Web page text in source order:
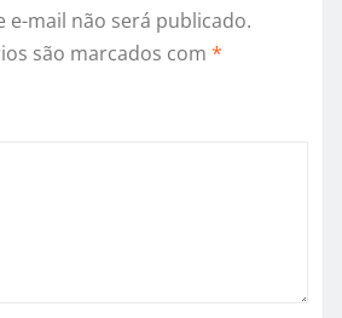
e-mail não será publicado.
são marcados com *